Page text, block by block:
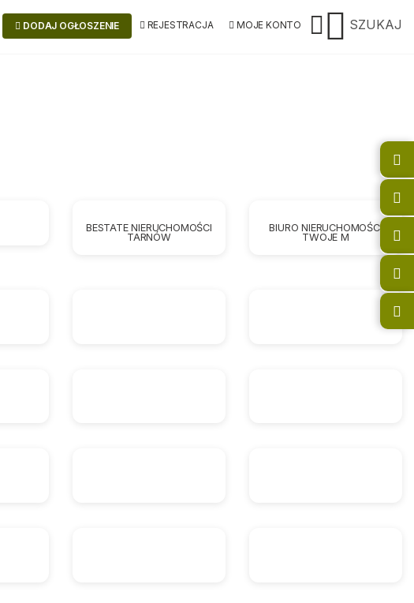
DODAJ OGŁOSZENIE REJESTRACJA MOJE KONTO SZUKAJ
BESTATE NIERUCHOMOŚCI
TARNÓW
BIURO NIERUCHOMOŚCI
TWOJE M